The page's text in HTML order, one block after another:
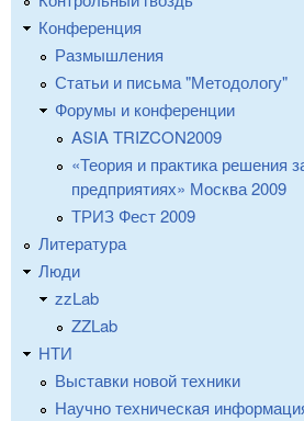
Конференция
Размышления
Статьи и письма "Методологу"
Форумы и конференции
ASIA TRIZCON2009
«Теория и практика решения
предприятиях» Москва 2009
ТРИЗ Фест 2009
Литература
Люди
zzLab
ZZLab
НТИ
Выставки новой техники
Научно техническая